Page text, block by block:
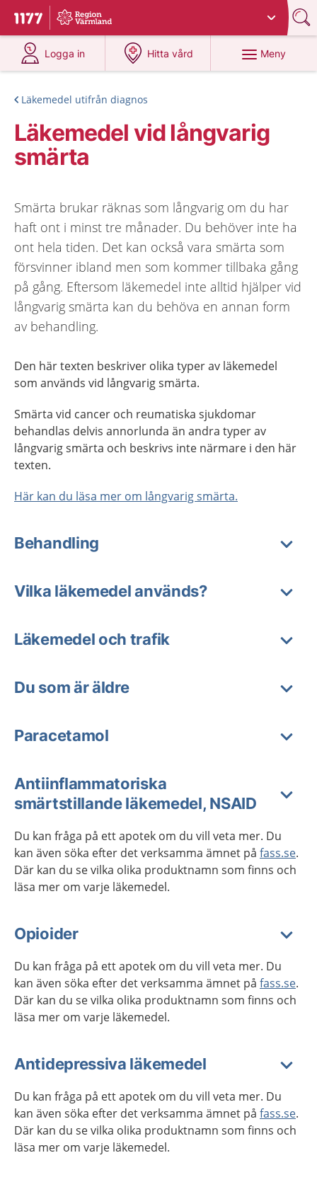
Till startsidan för 1177
Du har valt region
Logga in
på 1177.se
Hitta vård
på 1177.se
Meny
Läkemedel utifrån diagnos
Läkemedel vid långvarig
smärta
Smärta brukar räknas som långvarig om du har
haft ont i minst tre månader. Du behöver inte ha
ont hela tiden. Det kan också vara smärta som
försvinner ibland men som kommer tillbaka gång
på gång. Eftersom läkemedel inte alltid hjälper vid
långvarig smärta kan du behöva en annan form
av behandling.
Den här texten beskriver olika typer av läkemedel
som används vid långvarig smärta.
Smärta vid cancer och reumatiska sjukdomar
behandlas delvis annorlunda än andra typer av
långvarig smärta och beskrivs inte närmare i den här
texten.
Här kan du läsa mer om långvarig smärta.
Behandling
Vilka läkemedel används?
Läkemedel och trafik
Du som är äldre
Paracetamol
Antiinflammatoriska
smärtstillande läkemedel, NSAID
Du kan fråga på ett apotek om du vill veta mer. Du
kan även söka efter det verksamma ämnet på fass.se.
Där kan du se vilka olika produktnamn som finns och
läsa mer om varje läkemedel.
Opioider
Du kan fråga på ett apotek om du vill veta mer. Du
kan även söka efter det verksamma ämnet på fass.se.
Där kan du se vilka olika produktnamn som finns och
läsa mer om varje läkemedel.
Antidepressiva läkemedel
Du kan fråga på ett apotek om du vill veta mer. Du
kan även söka efter det verksamma ämnet på fass.se.
Där kan du se vilka olika produktnamn som finns och
läsa mer om varje läkemedel.